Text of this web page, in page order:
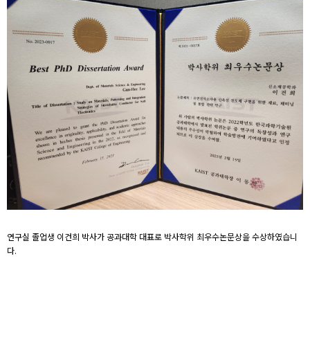
연구실 졸업생 이건희 박사가 공과대학 대표로 박사학위 최우수논문상을 수상하였습니
다.